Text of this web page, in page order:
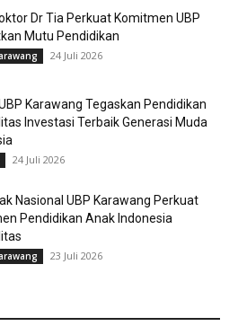
Dr Tia Perkuat Komitmen UBP
Mutu Pendidikan
24 Juli 2026
Karawang Tegaskan Pendidikan
Investasi Terbaik Generasi Muda
24 Juli 2026
Nasional UBP Karawang Perkuat
Pendidikan Anak Indonesia
23 Juli 2026